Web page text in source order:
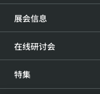
展会信息
在线研讨会
特集